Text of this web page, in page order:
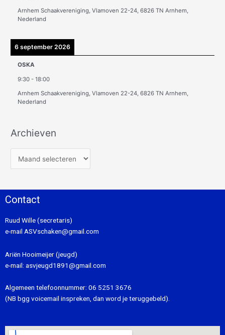
Arnhem Schaakvereniging, Vlamoven 22-24, 6826 TN Arnhem,
Nederland
6 september 2026
OSKA
9:30 -18:00
Arnhem Schaakvereniging, Vlamoven 22-24, 6826 TN Arnhem,
Nederland
Archieven
Contact
Ruud Wille (secretaris)
e-mail ASVschaken@gmail.com
Ariën Hooimeijer (jeugd)
e-mail: asvjeugd1891@gmail.com
Algemeen telefoonnummer: 06 5251 3676
(NB bgg voicemail inspreken, dan word je teruggebeld).